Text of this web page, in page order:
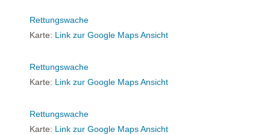
Rettungswache
Karte: Link zur Google Maps Ansicht
Rettungswache
Karte: Link zur Google Maps Ansicht
Rettungswache
Karte: Link zur Google Maps Ansicht